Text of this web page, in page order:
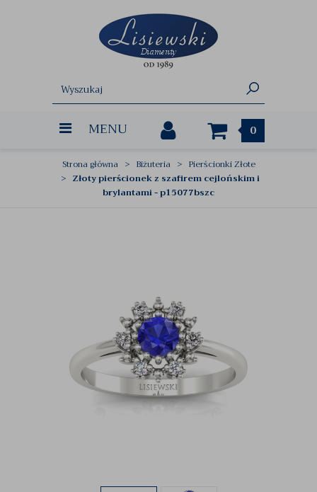
MENU 0
Strona główna Biżuteria
Pierścionki Złote
Złoty pierścionek z szafirem cejlońskim i
brylantami - p15077bszc